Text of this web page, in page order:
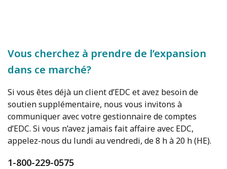
Vous cherchez à prendre de l’expansion
dans ce marché?
Si vous êtes déjà un client d’EDC et avez besoin de
soutien supplémentaire, nous vous invitons à
communiquer avec votre gestionnaire de comptes
d’EDC. Si vous n’avez jamais fait affaire avec EDC,
appelez-nous du lundi au vendredi, de 8 h à 20 h (HE).
1-800-229-0575